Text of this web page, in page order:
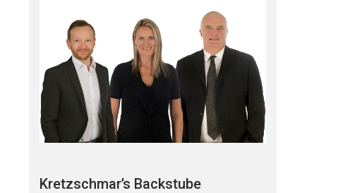
Kretzschmar’s Backstube